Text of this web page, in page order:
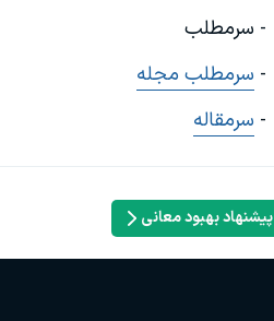
- سرمطلب
- سرمطلب مجله
- سرمقاله
پیشنهاد بهبود معانی